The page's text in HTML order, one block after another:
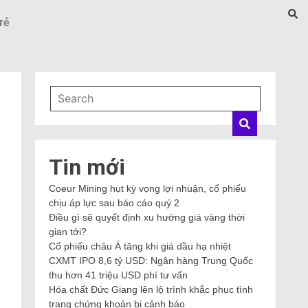
Tin mới
Coeur Mining hụt kỳ vọng lợi nhuận, cổ phiếu
chịu áp lực sau báo cáo quý 2
Điều gì sẽ quyết định xu hướng giá vàng thời
gian tới?
Cổ phiếu châu Á tăng khi giá dầu hạ nhiệt
CXMT IPO 8,6 tỷ USD: Ngân hàng Trung Quốc
thu hơn 41 triệu USD phí tư vấn
Hóa chất Đức Giang lên lộ trình khắc phục tình
trạng chứng khoán bị cảnh báo